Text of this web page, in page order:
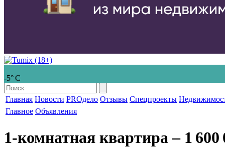
-5° С
Главная Новости PROдело Отзывы Спецпроекты
Главное Объявления
1-комнатная квартира ‒ 1 600